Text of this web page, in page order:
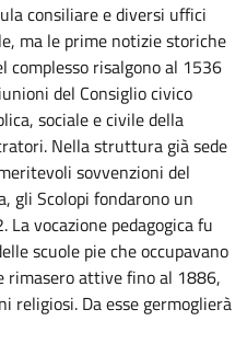
consiliare e diversi uffici
ma le prime notizie storiche
complesso risalgono al 1536
del Consiglio civico
sociale e civile della
Nella struttura già sede
sovvenzioni del
gli Scolopi fondarono un
vocazione pedagogica fu
scuole pie che occupavano
rimasero attive fino al 1886,
religiosi. Da esse germoglierà